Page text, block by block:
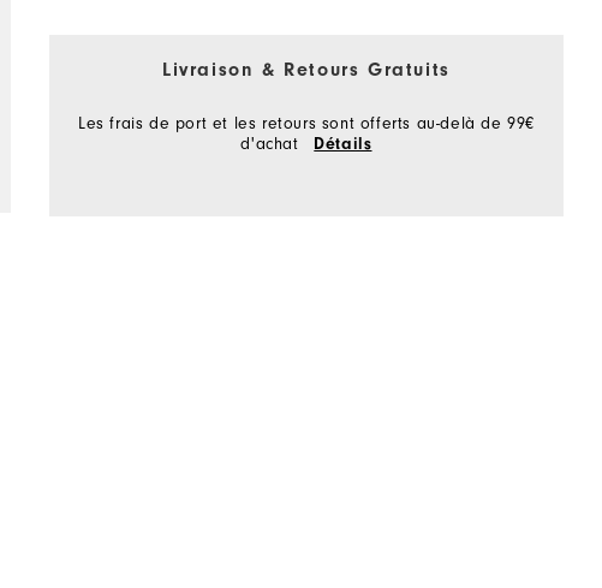
Livraison & Retours Gratuits
Les frais de port et les retours sont offerts au-delà de 99€
d'achat
Détails